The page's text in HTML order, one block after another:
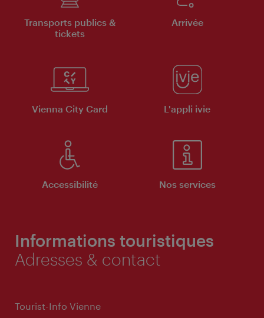
Transports publics &
tickets
Arrivée
Vienna City Card L'appli ivie
Accessibilité Nos services
Informations touristiques
Adresses & contact
Tourist-Info Vienne